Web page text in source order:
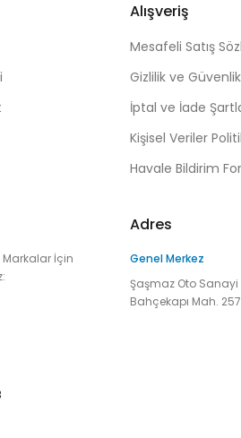
Alışveriş
Mesafeli Satış
Gizlilik ve Güvenlik
İptal ve İade
Kişisel Veriler
Havale Bildirim
Markalar İçin
Adres
Genel Merkez
Şaşmaz Oto Sanayi
Bahçekapı Mah.